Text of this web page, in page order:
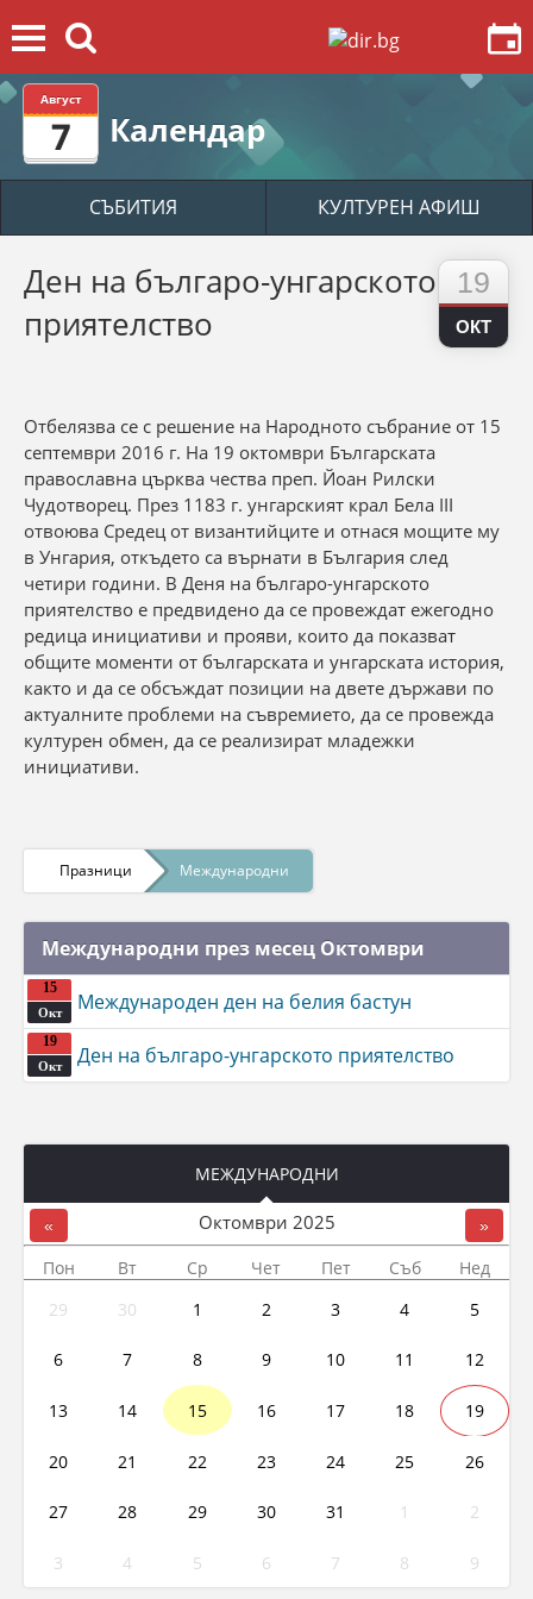
Август
7 Календар
СЪБИТИЯ КУЛТУРЕН АФИШ
19
ОКТ
Ден на българо-унгарското
приятелство
Отбелязва се с решение на Народното събрание от 15
септември 2016 г. На 19 октомври Българската
православна църква чества преп. Йоан Рилски
Чудотворец. През 1183 г. унгарският крал Бела III
отвоюва Средец от византийците и отнася мощите му
в Унгария, откъдето са върнати в България след
четири години. В Деня на българо-унгарското
приятелство е предвидено да се провеждат ежегодно
редица инициативи и прояви, които да показват
общите моменти от българската и унгарската история,
както и да се обсъждат позиции на двете държави по
актуалните проблеми на съвремието, да се провежда
културен обмен, да се реализират младежки
инициативи.
Празници Международни
Международни през месец Октомври
15
Окт Международен ден на белия бастун
19
Окт Ден на българо-унгарското приятелство
МЕЖДУНАРОДНИ
« Октомври 2025 »
Пон Вт Ср Чет Пет Съб
Нед
29
30 1 2 3 4 5
6 7 8 9 10 11 12
13 14 15 16 17 18 19
20 21 22 23 24 25 26
27 28 29 30 31 1 2
3 4 5 6 7 8 9